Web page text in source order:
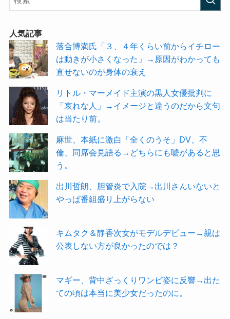
人気記事
落合博満氏「３、４年くらい前からイチロー
は動きが小さくなった」→原因がわかっても
直せないのが身体の衰え
リトル・マーメイド主演の黒人女優批判に
「哀れな人」→イメージと違うのだから文句
は当たり前。
麻世、本紙に激白「全くのうそ」DV、不
倫、同席会見語る→どちらにも嘘があると思
う。
出川哲朗、胆管炎で入院→出川さんいないと
やっぱ番組盛り上がらない
キムタク＆静香次女がモデルデビュー→親は
公表しない方が良かったのでは？
マギー、背中ざっくりワンピ姿に反響→出た
ての頃は本当に美少女だったのに。